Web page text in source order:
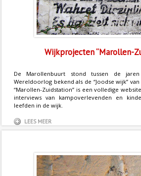
Wijkprojecten “Marollen-
De Marollenbuurt stond tussen de
Wereldoorlog bekend als de “Joodse wijk”
“Marollen-Zuidstation” is een volledige
interviews van kampoverlevenden en
leefden in de wijk.
LEES MEER